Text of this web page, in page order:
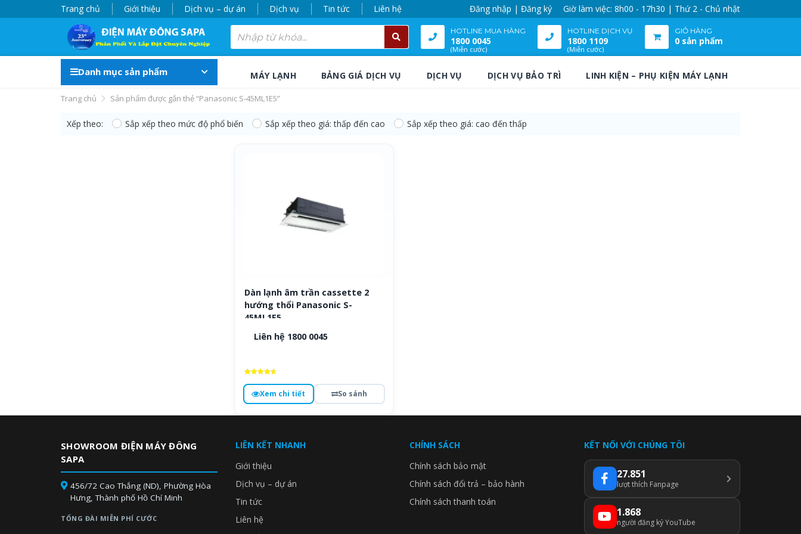
Trang chủ Giới thiệu Dịch vụ – dự án Dịch vụ Tin tức Liên hệ Đăng nhập | Đăng ký Giờ làm việc: 8h00 - 17h30 | Thứ 2 - Chủ nhật
HOTLINE MUA HÀNG
1800 0045
(Miễn cước)
HOTLINE DỊCH VỤ
1800 1109
(Miễn cước)
GIỎ HÀNG
0 sản phẩm
Danh mục sản phẩm MÁY LẠNH BẢNG GIÁ DỊCH VỤ DỊCH VỤ DỊCH VỤ BẢO TRÌ LINH KIỆN – PHỤ KIỆN MÁY LẠNH
Trang chủ Sản phẩm được gắn thẻ “Panasonic S-45ML1E5”
Xếp theo: Sắp xếp theo mức độ phổ biến Sắp xếp theo giá: thấp đến cao Sắp xếp theo giá: cao đến thấp
Dàn lạnh âm trần cassette 2
hướng thổi Panasonic S-
45ML1E5
Liên hệ 1800 0045
hạng
4.8
5 saoXem chi tiết So sánh
SHOWROOM ĐIỆN MÁY ĐÔNG
SAPA
456/72 Cao Thắng (ND), Phường Hòa
Hưng, Thành phố Hồ Chí Minh
TỔNG ĐÀI MIỄN PHÍ CƯỚC
LIÊN KẾT NHANH
Giới thiệu
Dịch vụ – dự án
Tin tức
Liên hệ
CHÍNH SÁCH
Chính sách bảo mật
Chính sách đổi trả – bảo hành
Chính sách thanh toán
KẾT NỐI VỚI CHÚNG TÔI
27.851
lượt thích Fanpage
1.868
người đăng ký YouTube